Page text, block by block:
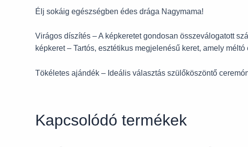
Élj sokáig egészségben édes drága Nagymama!
Virágos díszítés – A képkeretet gondosan összeválogatott
képkeret – Tartós, esztétikus megjelenésű keret, amely
Tökéletes ajándék – Ideális választás szülőköszöntő
Kapcsolódó termékek